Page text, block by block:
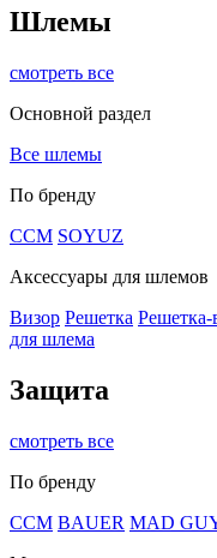
Шлемы
смотреть все
Основной раздел
Все шлемы
По бренду
CCM SOYUZ
Аксессуары для шлемов
Визор Решетка Решетка-
для шлема
Защита
смотреть все
По бренду
CCM BAUER MAD